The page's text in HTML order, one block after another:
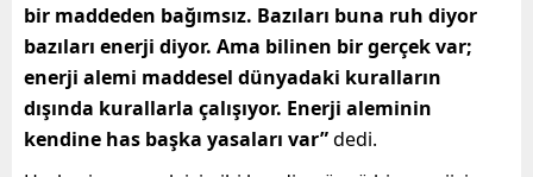
bir maddeden bağımsız. Bazıları buna ruh diyor
bazıları enerji diyor. Ama bilinen bir gerçek var;
enerji alemi maddesel dünyadaki kuralların
dışında kurallarla çalışıyor. Enerji aleminin
kendine has başka yasaları var”dedi.